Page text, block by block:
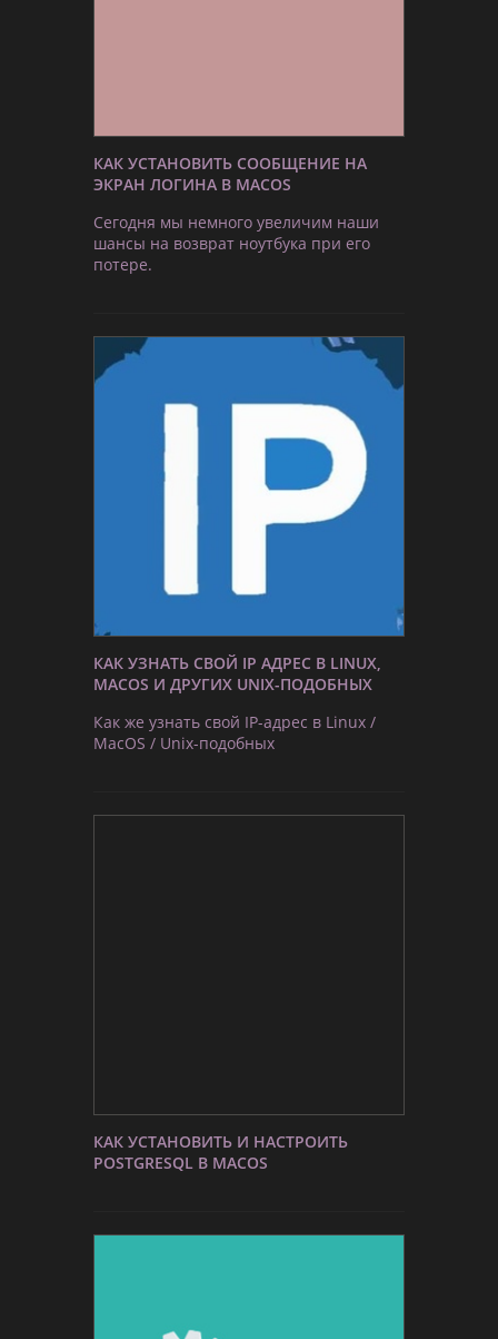
КАК УСТАНОВИТЬ СООБЩЕНИЕ НА
ЭКРАН ЛОГИНА В MACOS
Сегодня мы немного увеличим наши
шансы на возврат ноутбука при его
потере.
КАК УЗНАТЬ СВОЙ IP АДРЕС В LINUX,
MACOS И ДРУГИХ UNIX-ПОДОБНЫХ
Как же узнать свой IP-адрес в Linux /
MacOS / Unix-подобных
КАК УСТАНОВИТЬ И НАСТРОИТЬ
POSTGRESQL В MACOS